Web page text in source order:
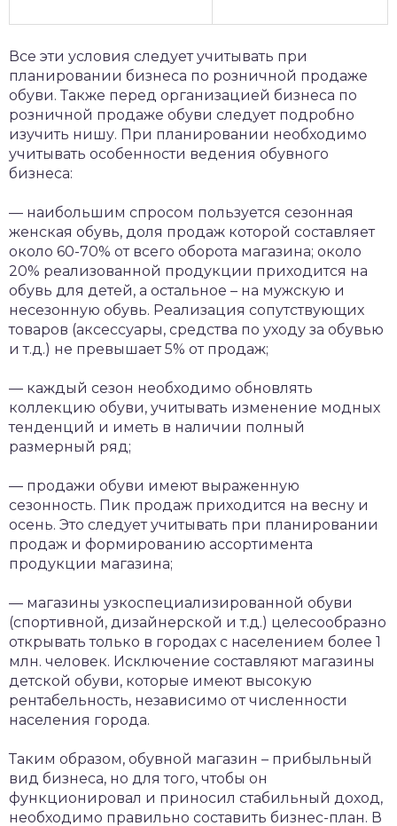
Все эти условия следует учитывать при
планировании бизнеса по розничной продаже
обуви. Также перед организацией бизнеса по
розничной продаже обуви следует подробно
изучить нишу. При планировании необходимо
учитывать особенности ведения обувного
бизнеса:
— наибольшим спросом пользуется сезонная
женская обувь, доля продаж которой составляет
около 60-70% от всего оборота магазина; около
20% реализованной продукции приходится на
обувь для детей, а остальное – на мужскую и
несезонную обувь. Реализация сопутствующих
товаров (аксессуары, средства по уходу за обувью
и т.д.) не превышает 5% от продаж;
— каждый сезон необходимо обновлять
коллекцию обуви, учитывать изменение модных
тенденций и иметь в наличии полный
размерный ряд;
— продажи обуви имеют выраженную
сезонность. Пик продаж приходится на весну и
осень. Это следует учитывать при планировании
продаж и формированию ассортимента
продукции магазина;
— магазины узкоспециализированной обуви
(спортивной, дизайнерской и т.д.) целесообразно
открывать только в городах с населением более 1
млн. человек. Исключение составляют магазины
детской обуви, которые имеют высокую
рентабельность, независимо от численности
населения города.
Таким образом, обувной магазин – прибыльный
вид бизнеса, но для того, чтобы он
функционировал и приносил стабильный доход,
необходимо правильно составить бизнес-план. В